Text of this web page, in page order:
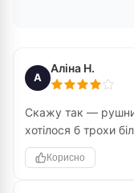
А
Аліна Н.
Скажу так —
хотілося б трохи
Корисно